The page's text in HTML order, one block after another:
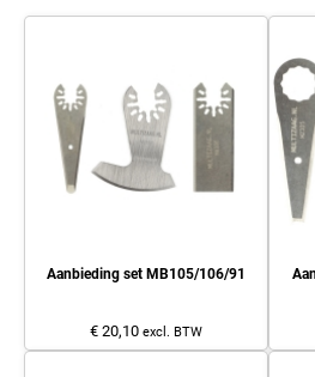
Aanbieding set MB105/106/91
€ 20,10 excl. BTW